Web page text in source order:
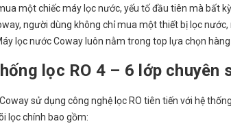
một chiếc máy lọc nước, yếu tố đầu tiên mà bất
người dùng không chỉ mua một thiết bị lọc
lọc nước Coway luôn nằm trong top lựa chọn
lọc RO 4 – 6 lớp chuyên
sử dụng công nghệ lọc RO tiên tiến với hệ
lọc chính bao gồm: